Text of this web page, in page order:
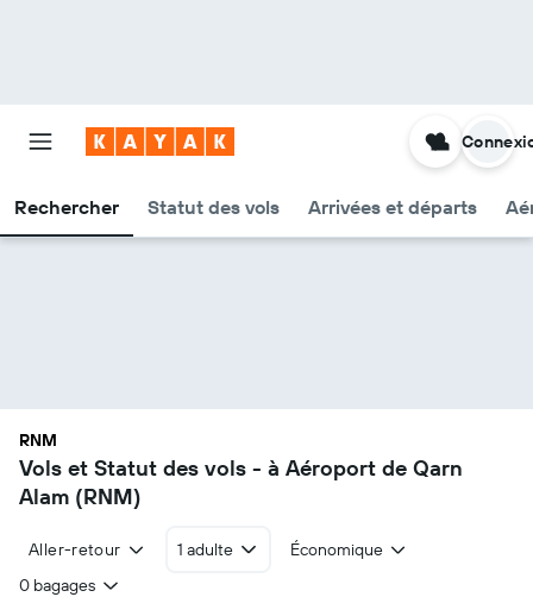
Rechercher Statut des vols Arrivées et départs
RNM
Vols et Statut des vols - à Aéroport de Qarn
Alam (RNM)
Aller-retour 1 adulte
Économique
0 bagages